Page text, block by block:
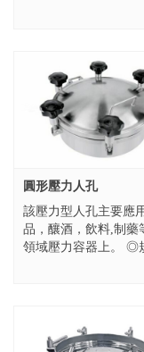
圓形壓力人孔
該壓力型人孔主要應
品，釀酒，飲料,制藥
領域壓力容器上。 ◎